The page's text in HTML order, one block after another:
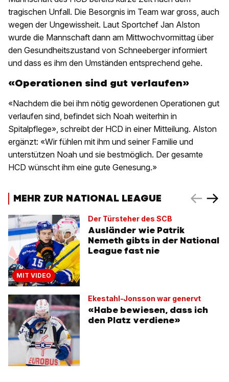
tragischen Unfall. Die Besorgnis im Team war gross, auch
wegen der Ungewissheit. Laut Sportchef Jan Alston
wurde die Mannschaft dann am Mittwochvormittag über
den Gesundheitszustand von Schneeberger informiert
und dass es ihm den Umständen entsprechend gehe.
«Operationen sind gut verlaufen»
«Nachdem die bei ihm nötig gewordenen Operationen gut
verlaufen sind, befindet sich Noah weiterhin in
Spitalpflege», schreibt der HCD in einer Mitteilung. Alston
ergänzt: «Wir fühlen mit ihm und seiner Familie und
unterstützen Noah und sie bestmöglich. Der gesamte
HCD wünscht ihm eine gute Genesung.»
MEHR ZUR NATIONAL LEAGUE
MIT VIDEO
Der Türsteher des SCB
Ausländer wie Patrik
Nemeth gibts in der National
League fast nie
Ekestahl-Jonsson war genervt
«Habe bewiesen, dass ich
den Platz verdiene»